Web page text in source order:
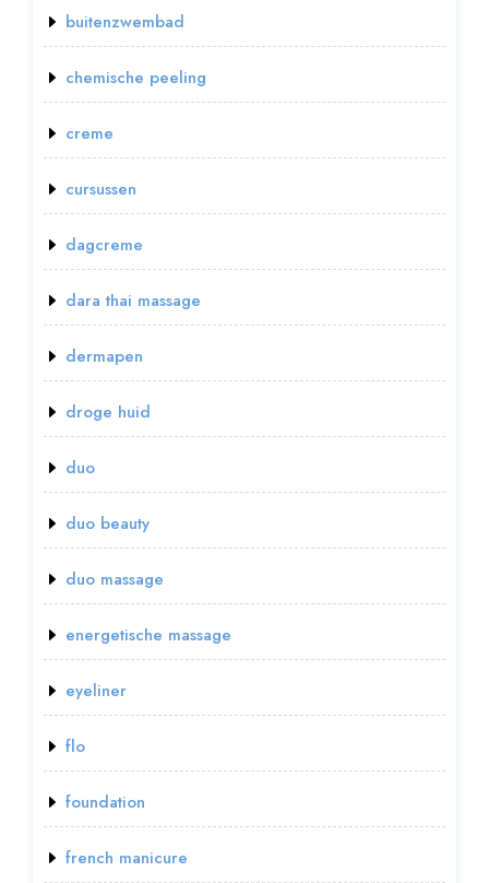
buitenzwembad
chemische peeling
creme
cursussen
dagcreme
dara thai massage
dermapen
droge huid
duo
duo beauty
duo massage
energetische massage
eyeliner
flo
foundation
french manicure